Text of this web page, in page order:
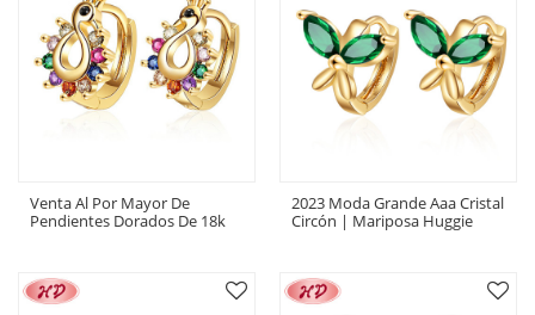
Venta Al Por Mayor De
Pendientes Dorados De 18k
Pavo Real
2023 Moda Grande Aaa Cristal
Circón | Mariposa Huggie
Las Mujeres